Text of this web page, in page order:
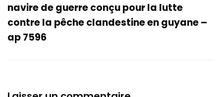
navire de guerre conçu pour la lutte
contre la pêche clandestine en guyane –
ap 7596